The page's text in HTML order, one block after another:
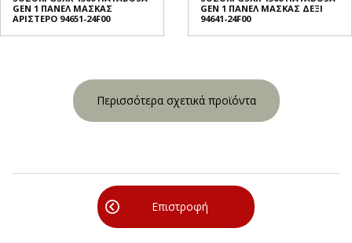
GEN 1 ΠΑΝΕΛ ΜΑΣΚΑΣ
ΑΡΙΣΤΕΡΟ 94651-24F00
GEN 1 ΠΑΝΕΛ ΜΑΣΚΑΣ ΔΕΞΙ
94641-24F00
Περισσότερα σχετικά προϊόντα
Επιστροφή